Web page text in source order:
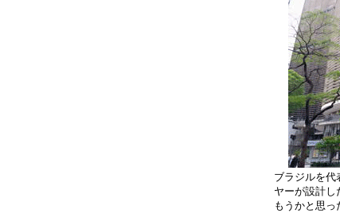
ブラジルを代
ヤーが設計し
もうかと思っ